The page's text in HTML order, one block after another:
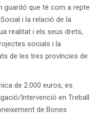
guardó que té com a repte
i la relació de la
realitat i els seus drets,
socials i la
de les tres províncies de
de 2.000 euros, es
Intervenció en Treball
de Bones